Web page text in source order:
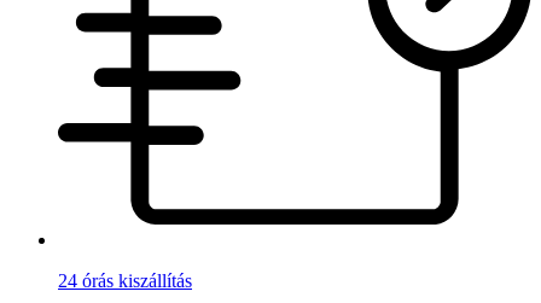
24 órás kiszállítás